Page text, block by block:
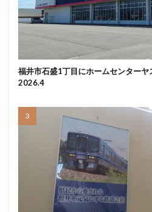
福井市石盛1丁目にホームセンター
2026.4